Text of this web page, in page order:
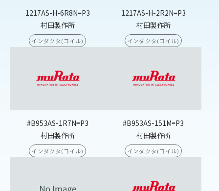
1217AS-H-6R8N=P3
村田製作所
インダクタ(コイル)
1217AS-H-2R2N=P3
村田製作所
インダクタ(コイル)
#B953AS-1R7N=P3
村田製作所
インダクタ(コイル)
#B953AS-151M=P3
村田製作所
インダクタ(コイル)